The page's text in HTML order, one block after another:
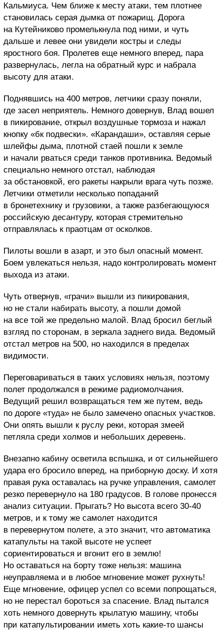
Кальмиуса. Чем ближе к месту атаки, тем плотнее
становилась серая дымка от пожарищ. Дорога
на Кутейниково промелькнула под ними, и чуть
дальше и левее они увидели костры и следы
яростного боя. Пролетев еще немного вперед, пара
развернулась, легла на обратный курс и набрала
высоту для атаки.
Поднявшись на 400 метров, летчики сразу поняли,
где засел неприятель. Немного довернув, Влад вошел
в пикирование, открыл воздушные тормоза и нажал
кнопку «бк подвески». «Карандаши», оставляя серые
шлейфы дыма, плотной стаей пошли к земле
и начали рваться среди танков противника. Ведомый
специально немного отстал, наблюдая
за обстановкой, его ракеты накрыли врага чуть позже.
Летчики отметили несколько попаданий
в бронетехнику и грузовики, а также разбегающуюся
российскую десантуру, которая стремительно
отправлялась к праотцам от осколков.
Пилоты вошли в азарт, и это был опасный момент.
Боем увлекаться нельзя, надо контролировать момент
выхода из атаки.
Чуть отвернув, «грачи» вышли из пикирования,
но не стали набирать высоту, а пошли домой
на все той же предельно малой. Влад бросил беглый
взгляд по сторонам, в зеркала заднего вида. Ведомый
отстал метров на 500, но находился в пределах
видимости.
Переговариваться в таких условиях нельзя, поэтому
полет продолжался в режиме радиомолчания.
Ведущий решил возвращаться тем же путем, ведь
по дороге «туда» не было замечено опасных участков.
Они опять вышли к руслу реки, которая змеей
петляла среди холмов и небольших деревень.
Внезапно кабину осветила вспышка, и от сильнейшего
удара его бросило вперед, на приборную доску. И хотя
правая рука оставалась на ручке управления, самолет
резко перевернуло на 180 градусов. В голове пронесся
анализ ситуации. Прыгать? Но высота всего 30-40
метров, и к тому же самолет находится
в перевернутом полете, а это значит, что автоматика
катапульты на такой высоте не успеет
сориентироваться и вгонит его в землю!
Но оставаться на борту тоже нельзя: машина
неуправляема и в любое мгновение может рухнуть!
Еще мгновение, офицер успел со всеми попрощаться,
но не перестал бороться за спасение. Влад пытался
хоть немного довернуть крылатую машину, чтобы
при катапультировании иметь хоть какие-то шансы